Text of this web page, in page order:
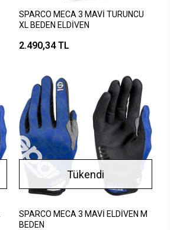
SPARCO MECA 3 MAVİ TURUNCU
XL BEDEN ELDİVEN
2.490,34 TL
Tükendi
SPARCO MECA 3 MAVİ ELDİVEN M
BEDEN